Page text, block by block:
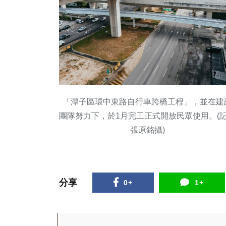
「潭子區環中東路自行車跨橋工程」，並在建
團隊努力下，於1月完工正式開放民眾使用。(
張原銘攝)
分享 0+ 1+